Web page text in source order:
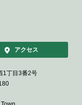
アクセス
1丁目3番2号